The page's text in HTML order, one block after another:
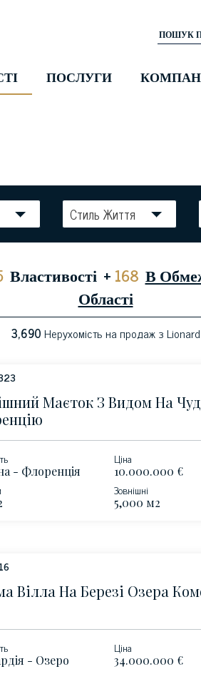
ПОСЛУГИ
Стиль Життя
Властивості + 168 В
Області
3,690Нерухомість на продаж з Lionard
Маєток З Видом На
- Флоренція
Ціна
10.000.000 €
Зовнішні
5,000 м2
Вілла На Березі Озера
- Озеро
Ціна
34.000.000 €